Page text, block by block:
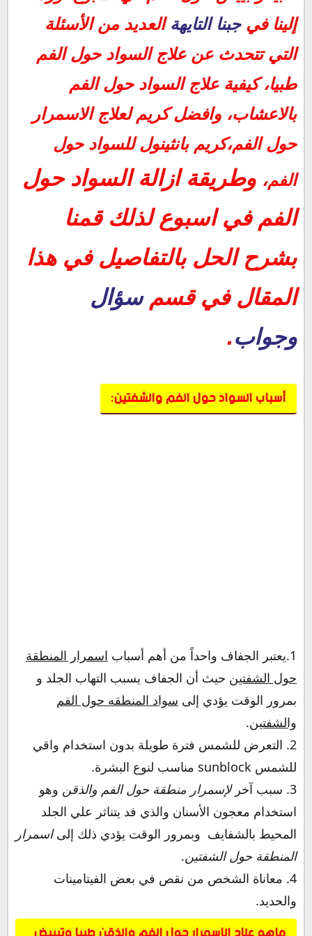
علاج السواد حول الفم طبيا:
كريم بانثينول للسواد حول الفم:إلينا فيجبنا التايهة العديد من الأسئلة
التي تتحدث عن علاج السواد حول الفم
طبيا، كيفية علاج السواد حول الفم
بالاعشاب، وافضل كريم لعلاج الاسمرار
حول الفم،كريم بانثينول للسواد حول
الفم، وطريقة ازالة السواد حول
الفم في اسبوع لذلك قمنا
بشرح الحل بالتفاصيل في هذا
المقال في قسم سؤال
وجواب.
أسباب السواد حول الفم والشفتين:
1.يعتبر الجفاف واحداً من أهم أسباب
اسمرار المنطقة
حول الشفتين حيث أن الجفاف يسبب التهاب الجلد و
بمرور الوقت يؤدي إلى سواد المنطقه حول الفم
والشفتين.
2. التعرض للشمس فترة طويلة بدون استخدام واقي
للشمس sunblock مناسب لنوع البشرة.
3. سبب آخر
لإسمرار منطقة حول الفم والذقن وهو
استخدام معجون الأسنان والذي فد يتناثر علي الجلد
المحيط بالشفايف وبمرور الوقت يؤدي ذلك إلىاسمرار
المنطقة حول الشفتين.
4. معاناة الشخص من نقص في بعض الفيتامينات
والحديد.